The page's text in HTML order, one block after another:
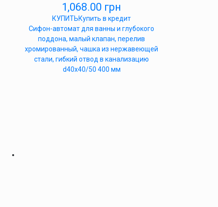
1,068.00 грн
КУПИТЬКупить в кредит
Сифон-автомат для ванны и глубокого
поддона, малый клапан, перелив
хромированный, чашка из нержавеющей
стали, гибкий отвод в канализацию
d40x40/50 400 мм